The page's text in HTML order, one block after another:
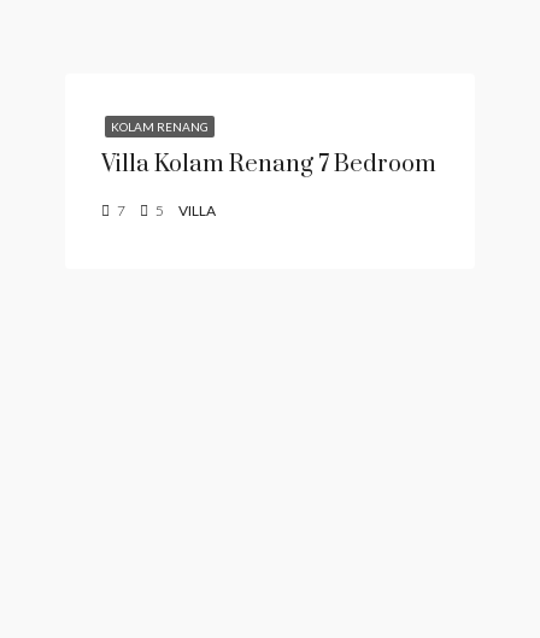
KOLAM RENANG
Villa Kolam Renang 7 Bedroom
7 5 VILLA